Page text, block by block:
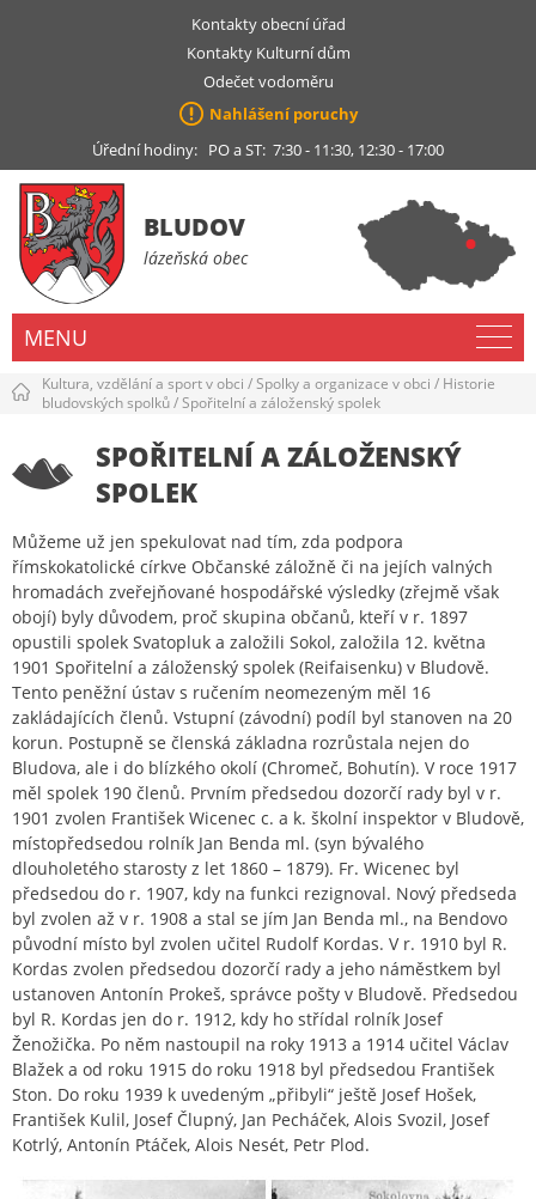
Kontakty obecní úřad
Kontakty Kulturní dům
Odečet vodoměru
Nahlášení poruchy
Úřední hodiny: PO a ST: 7:30 - 11:30, 12:30 - 17:00
BLUDOV
lázeňská obec
MENU
Kultura, vzdělání a sport v obci /Spolky a organizace v obci / Historie
bludovských spolků/Spořitelní a záloženský spolek
SPOŘITELNÍ A ZÁLOŽENSKÝ
SPOLEK
Můžeme už jen spekulovat nad tím, zda podpora
římskokatolické církve Občanské záložně či na jejích valných
hromadách zveřejňované hospodářské výsledky (zřejmě však
obojí) byly důvodem, proč skupina občanů, kteří v r. 1897
opustili spolek Svatopluk a založili Sokol, založila 12. května
1901 Spořitelní a záloženský spolek (Reifaisenku) v Bludově.
Tento peněžní ústav s ručením neomezeným měl 16
zakládajících členů. Vstupní (závodní) podíl byl stanoven na 20
korun. Postupně se členská základna rozrůstala nejen do
Bludova, ale i do blízkého okolí (Chromeč, Bohutín). V roce 1917
měl spolek 190 členů. Prvním předsedou dozorčí rady byl v r.
1901 zvolen František Wicenec c. a k. školní inspektor v Bludově,
místopředsedou rolník Jan Benda ml. (syn bývalého
dlouholetého starosty z let 1860 – 1879). Fr. Wicenec byl
předsedou do r. 1907, kdy na funkci rezignoval. Nový předseda
byl zvolen až v r. 1908 a stal se jím Jan Benda ml., na Bendovo
původní místo byl zvolen učitel Rudolf Kordas. V r. 1910 byl R.
Kordas zvolen předsedou dozorčí rady a jeho náměstkem byl
ustanoven Antonín Prokeš, správce pošty v Bludově. Předsedou
byl R. Kordas jen do r. 1912, kdy ho střídal rolník Josef
Ženožička. Po něm nastoupil na roky 1913 a 1914 učitel Václav
Blažek a od roku 1915 do roku 1918 byl předsedou František
Ston. Do roku 1939 k uvedeným „přibyli“ ještě Josef Hošek,
František Kulil, Josef Člupný, Jan Pecháček, Alois Svozil, Josef
Kotrlý, Antonín Ptáček, Alois Nesét, Petr Plod.